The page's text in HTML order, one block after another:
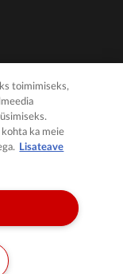
toimimiseks,
ka meie
Lisateave